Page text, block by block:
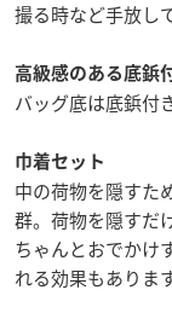
撮る時など手放し
高級感のある底鋲
バッグ底は底鋲付
巾着セット
中の荷物を隠すた
群。荷物を隠すだ
ちゃんとおでかけ
れる効果もありま